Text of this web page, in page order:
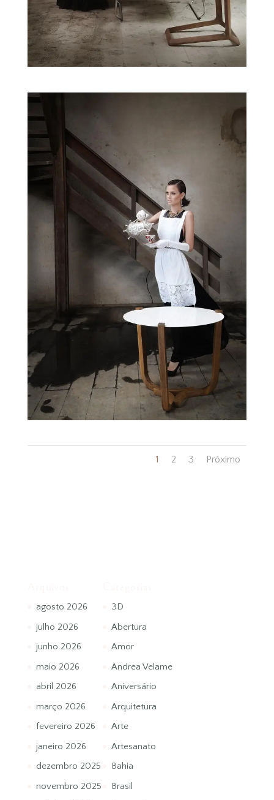
1 2 3 Próximo
agosto 2026
julho 2026
junho 2026
maio 2026
abril 2026
março 2026
fevereiro 2026
janeiro 2026
dezembro 2025
novembro 2025
3D
Abertura
Amor
Andrea Velame
Aniversário
Arquitetura
Arte
Artesanato
Bahia
Brasil